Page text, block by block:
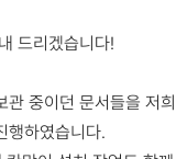
드리겠습니다!
관 중이던 문서들을 저희
행하였습니다.